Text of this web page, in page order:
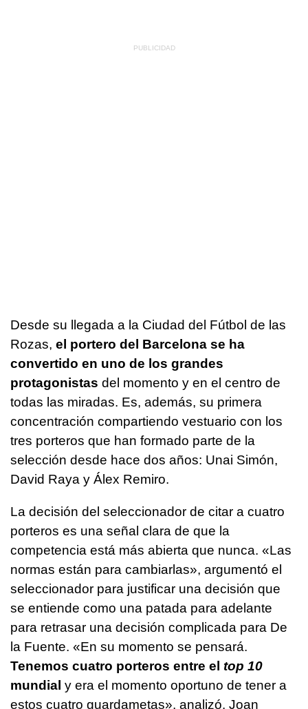
Desde su llegada a la Ciudad del Fútbol de las
Rozas, el portero del Barcelona se ha
convertido en uno de los grandes
protagonistas del momento y en el centro de
todas las miradas. Es, además, su primera
concentración compartiendo vestuario con los
tres porteros que han formado parte de la
selección desde hace dos años: Unai Simón,
David Raya y Álex Remiro.
La decisión del seleccionador de citar a cuatro
porteros es una señal clara de que la
competencia está más abierta que nunca. «Las
normas están para cambiarlas», argumentó el
seleccionador para justificar una decisión que
se entiende como una patada para adelante
para retrasar una decisión complicada para De
la Fuente. «En su momento se pensará.
Tenemos cuatro porteros entre el top 10
mundial y era el momento oportuno de tener a
estos cuatro guardametas», analizó. Joan